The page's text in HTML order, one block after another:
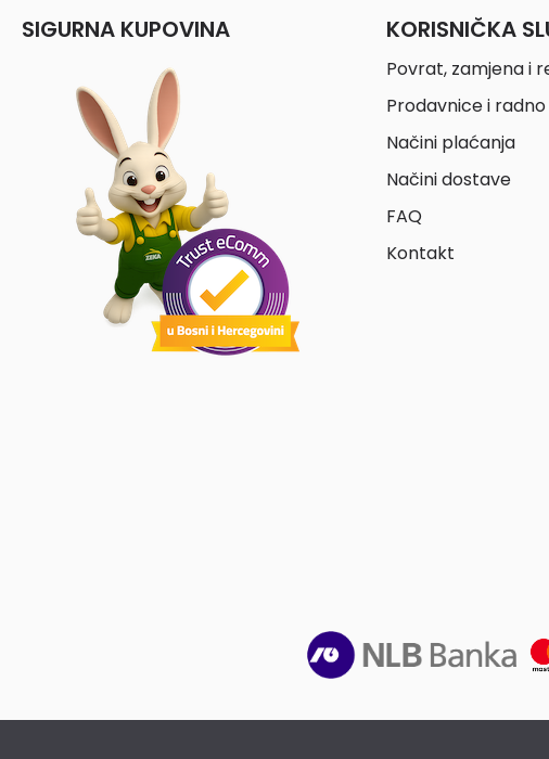
SIGURNA KUPOVINA KORISNIČKA
Povrat, zamjena i
Prodavnice i
Načini plaćanja
Načini dostave
FAQ
Kontakt